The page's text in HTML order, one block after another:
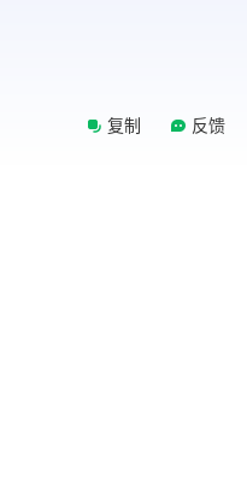
复制 反馈